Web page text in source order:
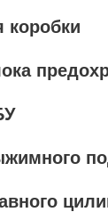
коробки